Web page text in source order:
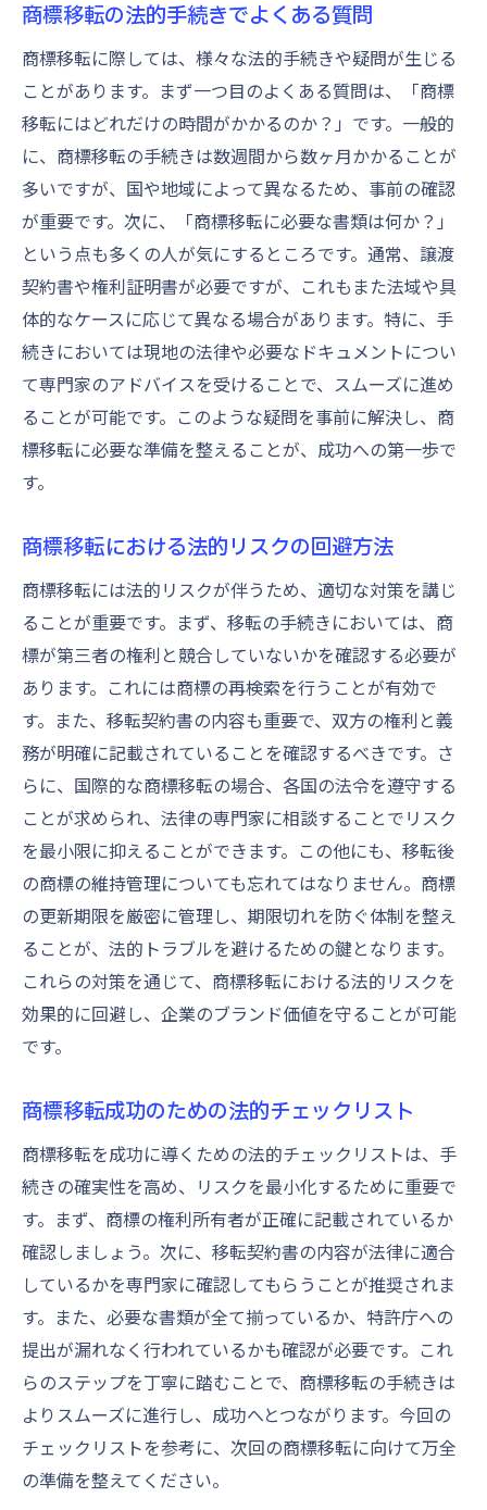
商標移転の法的手続きでよくある質問
商標移転に際しては、様々な法的手続きや疑問が生じる
ことがあります。まず一つ目のよくある質問は、「商標
移転にはどれだけの時間がかかるのか？」です。一般的
に、商標移転の手続きは数週間から数ヶ月かかることが
多いですが、国や地域によって異なるため、事前の確認
が重要です。次に、「商標移転に必要な書類は何か？」
という点も多くの人が気にするところです。通常、譲渡
契約書や権利証明書が必要ですが、これもまた法域や具
体的なケースに応じて異なる場合があります。特に、手
続きにおいては現地の法律や必要なドキュメントについ
て専門家のアドバイスを受けることで、スムーズに進め
ることが可能です。このような疑問を事前に解決し、商
標移転に必要な準備を整えることが、成功への第一歩で
す。
商標移転における法的リスクの回避方法
商標移転には法的リスクが伴うため、適切な対策を講じ
ることが重要です。まず、移転の手続きにおいては、商
標が第三者の権利と競合していないかを確認する必要が
あります。これには商標の再検索を行うことが有効で
す。また、移転契約書の内容も重要で、双方の権利と義
務が明確に記載されていることを確認するべきです。さ
らに、国際的な商標移転の場合、各国の法令を遵守する
ことが求められ、法律の専門家に相談することでリスク
を最小限に抑えることができます。この他にも、移転後
の商標の維持管理についても忘れてはなりません。商標
の更新期限を厳密に管理し、期限切れを防ぐ体制を整え
ることが、法的トラブルを避けるための鍵となります。
これらの対策を通じて、商標移転における法的リスクを
効果的に回避し、企業のブランド価値を守ることが可能
です。
商標移転成功のための法的チェックリスト
商標移転を成功に導くための法的チェックリストは、手
続きの確実性を高め、リスクを最小化するために重要で
す。まず、商標の権利所有者が正確に記載されているか
確認しましょう。次に、移転契約書の内容が法律に適合
しているかを専門家に確認してもらうことが推奨されま
す。また、必要な書類が全て揃っているか、特許庁への
提出が漏れなく行われているかも確認が必要です。これ
らのステップを丁寧に踏むことで、商標移転の手続きは
よりスムーズに進行し、成功へとつながります。今回の
チェックリストを参考に、次回の商標移転に向けて万全
の準備を整えてください。